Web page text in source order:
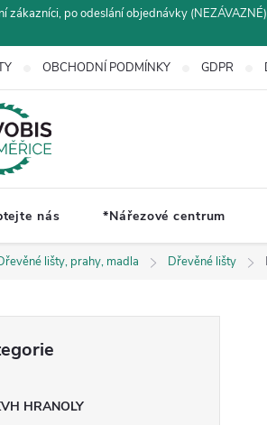
zákazníci, po odeslání objednávky
OBCHODNÍ PODMÍNKY GDPR
nás *Nářezové centrum
lišty, prahy, madla Dřevěné lišty
HRANOLY